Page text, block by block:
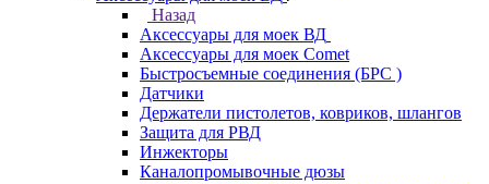
Назад
Аксессуары для моек ВД
Аксессуары для моек Comet
Быстросъемные соединения (БРС )
Датчики
Держатели пистолетов, ковриков, шлангов
Защита для РВД
Инжекторы
Каналопромывочные дюзы